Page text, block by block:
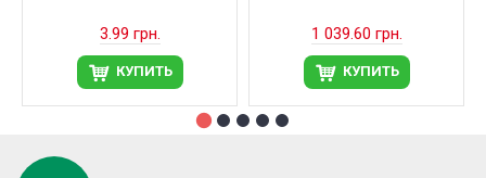
3.99 грн.
КУПИТЬ
1 039.60 грн.
КУПИТЬ